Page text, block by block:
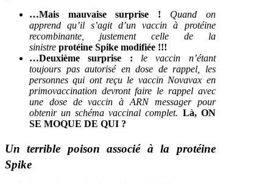
…Mais mauvaise surprise !
Quand on
apprend qu’il s’agit d’un vaccin à protéine
recombinante, justement celle de la
sinistre protéine Spike modifiée !!!
…Deuxième surprise :
le vaccin n’étant
toujours pas autorisé en dose de rappel, les
personnes qui ont reçu le vaccin Novavax en
primovaccination devront faire le rappel avec
une dose de vaccin à ARN messager pour
obtenir un schéma vaccinal complet. Là, ON
SE MOQUE DE QUI ?
Un terrible poison associé à la protéine
Spike